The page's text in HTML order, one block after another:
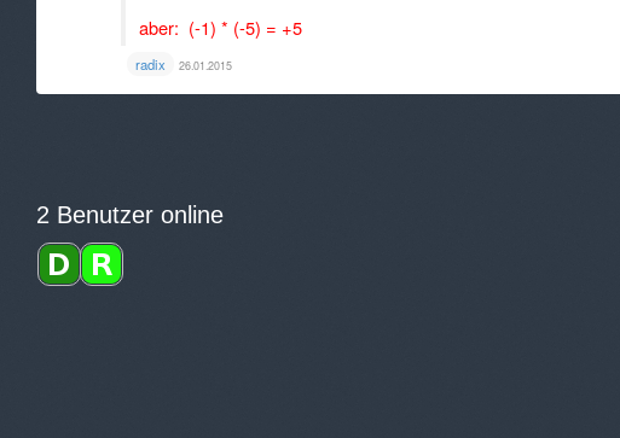
aber: (-1) * (-5) = +5
radix 26.01.2015
2 Benutzer online